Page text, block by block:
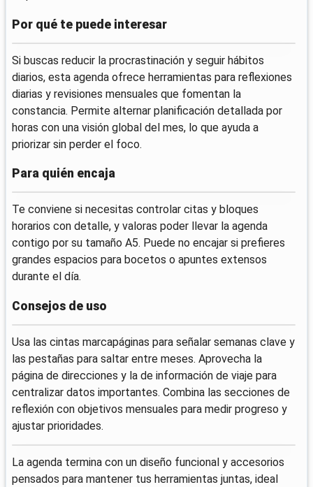
Por qué te puede interesar
Si buscas reducir la procrastinación y seguir hábitos
diarios, esta agenda ofrece herramientas para reflexiones
diarias y revisiones mensuales que fomentan la
constancia. Permite alternar planificación detallada por
horas con una visión global del mes, lo que ayuda a
priorizar sin perder el foco.
Para quién encaja
Te conviene si necesitas controlar citas y bloques
horarios con detalle, y valoras poder llevar la agenda
contigo por su tamaño A5. Puede no encajar si prefieres
grandes espacios para bocetos o apuntes extensos
durante el día.
Consejos de uso
Usa las cintas marcapáginas para señalar semanas clave y
las pestañas para saltar entre meses. Aprovecha la
página de direcciones y la de información de viaje para
centralizar datos importantes. Combina las secciones de
reflexión con objetivos mensuales para medir progreso y
ajustar prioridades.
La agenda termina con un diseño funcional y accesorios
pensados para mantener tus herramientas juntas, ideal